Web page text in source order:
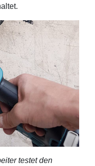
testet den